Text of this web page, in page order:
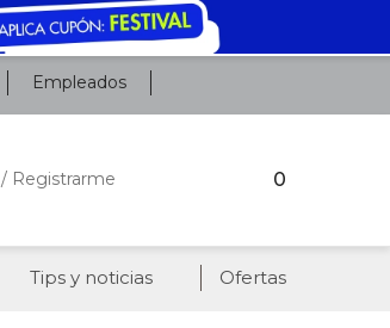
Empleados
/ Registrarme 0
Tips y noticias Ofertas